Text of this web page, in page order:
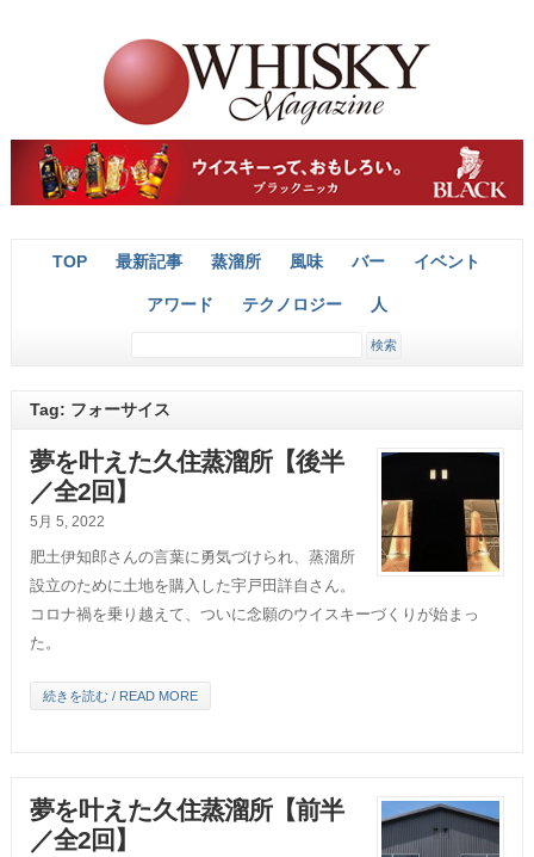
TOP 最新記事 蒸溜所 風味 バー イベント
アワード テクノロジー 人
Tag: フォーサイス
夢を叶えた久住蒸溜所【後半
／全2回】
5月 5, 2022
肥土伊知郎さんの言葉に勇気づけられ、蒸溜所
設立のために土地を購入した宇戸田詳自さん。
コロナ禍を乗り越えて、ついに念願のウイスキーづくりが始まっ
た。
続きを読む / READ MORE
夢を叶えた久住蒸溜所【前半
／全2回】